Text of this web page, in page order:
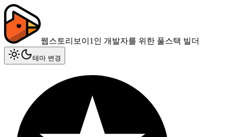
웹스토리보이 1인 개발자를 위한 풀스택 빌더
테마 변경